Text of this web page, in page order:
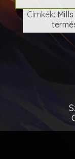
Címkék: